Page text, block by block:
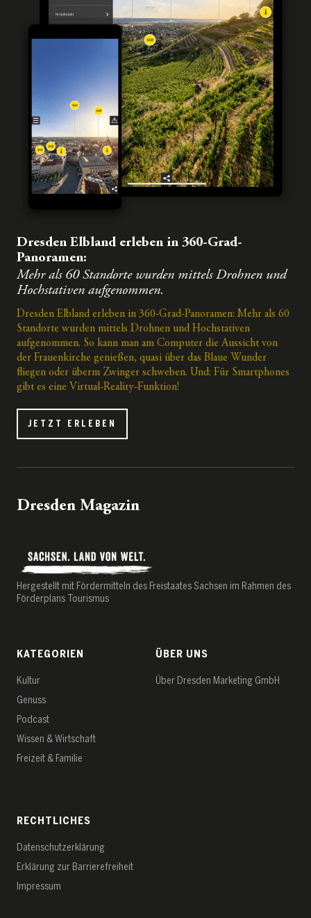
Dresden Elbland erleben in 360-Grad-
Panoramen:
Mehr als 60 Standorte wurden mittels Drohnen und
Hochstativen aufgenommen.
Dresden Elbland erleben in 360-Grad-Panoramen: Mehr als 60
Standorte wurden mittels Drohnen und Hochstativen
aufgenommen. So kann man am Computer die Aussicht von
der Frauenkirche genießen, quasi über das Blaue Wunder
fliegen oder überm Zwinger schweben. Und: Für Smartphones
gibt es eine Virtual-Reality-Funktion!
JETZT ERLEBEN
Dresden Magazin
Hergestellt mit Fördermitteln des Freistaates Sachsen im Rahmen des
Förderplans Tourismus
KATEGORIEN
Kultur
Genuss
Podcast
Wissen & Wirtschaft
Freizeit & Familie
ÜBER UNS
Über Dresden Marketing GmbH
RECHTLICHES
Datenschutz­erklärung
Erklärung zur Barrierefreiheit
Impressum